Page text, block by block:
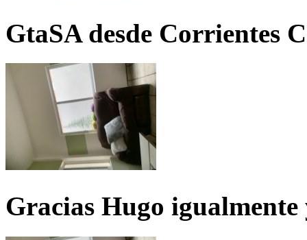
GtaSA desde Corrientes
Gracias Hugo igualmente